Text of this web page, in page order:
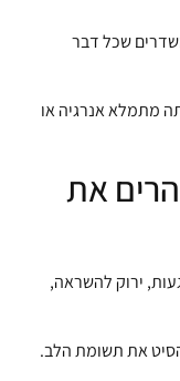
שכל דבר
מתמלא אנרגיה או
את
ירוק להשראה,
את תשומת הלב.